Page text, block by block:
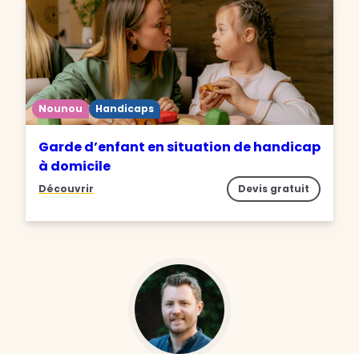
Nounou Handicaps
Garde d’enfant en situation de handicap
à domicile
Découvrir Devis gratuit